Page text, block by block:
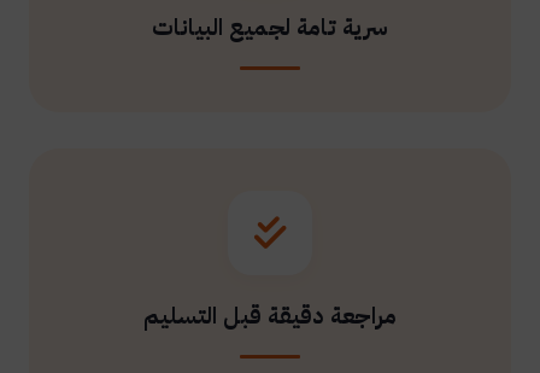
سرية تامة لجميع البيانات
مراجعة دقيقة قبل التسليم